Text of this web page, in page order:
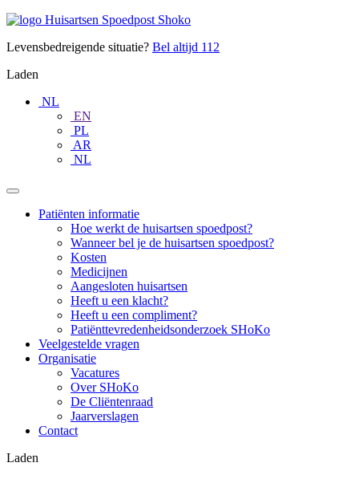
Doorgaan
content
Huisartsen
Shoko
Levensbedreigende situatie? Bel altijd 112
Laden
NL
EN
PL
AR
NL
Patiënten informatie
Hoe werkt de huisartsen spoedpost?
Wanneer bel je de huisartsen spoedpost?
Kosten
Medicijnen
Aangesloten huisartsen
Heeft u een klacht?
Heeft u een compliment?
Patiënttevredenheidsonderzoek SHoKo
Veelgestelde vragen
Organisatie
Vacatures
Over SHoKo
De Cliëntenraad
Jaarverslagen
Contact
Laden